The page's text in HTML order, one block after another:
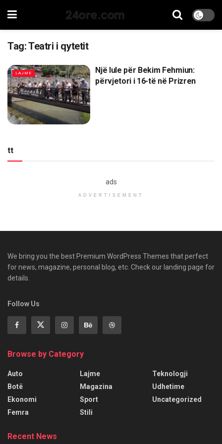
24ore.com
Tag:Teatri i qytetit
LAJME
Një lule për Bekim Fehmiun:
përvjetori i 16-të në Prizren
tt
ads
ADVERTISEMENT
We bring you the best Premium WordPress Themes that perfect
for news, magazine, personal blog, etc. Check our landing page for
details.
Follow Us
Browse by Category
Auto
Botë
Ekonomi
Femra
Lajme
Magazina
Sport
Stili
Teknologji
Udhetime
Uncategorized
Recent News